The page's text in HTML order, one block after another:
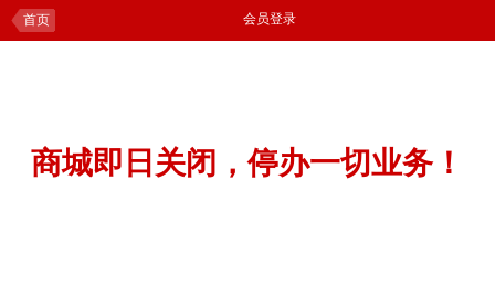
首页 会员登录
商城即日关闭，停办一切业务！